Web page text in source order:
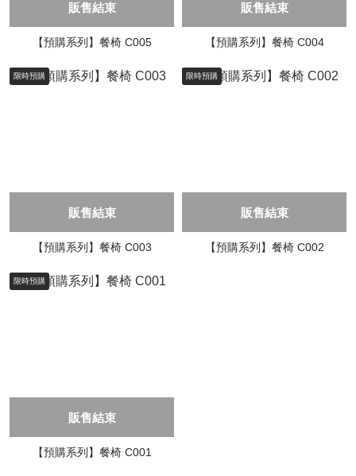
販售結束
【預購系列】餐椅 C005
販售結束
【預購系列】餐椅 C004
限時預購
販售結束
【預購系列】餐椅 C003
限時預購
販售結束
【預購系列】餐椅 C002
限時預購
販售結束
【預購系列】餐椅 C001